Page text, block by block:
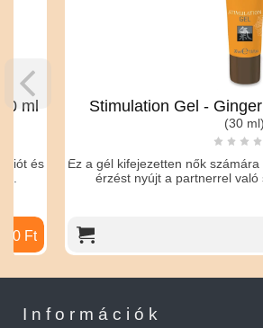
Stimulation Gel - Ginger &
Ez a gél kifejezetten nők számára
érzést nyújt a partnerrel való szex
Információk